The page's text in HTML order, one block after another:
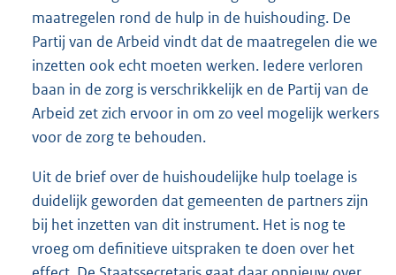
maatregelen rond de hulp in de huishouding. De
Partij van de Arbeid vindt dat de maatregelen die we
inzetten ook echt moeten werken. Iedere verloren
baan in de zorg is verschrikkelijk en de Partij van de
Arbeid zet zich ervoor in om zo veel mogelijk werkers
voor de zorg te behouden.
Uit de brief over de huishoudelijke hulp toelage is
duidelijk geworden dat gemeenten de partners zijn
bij het inzetten van dit instrument. Het is nog te
vroeg om definitieve uitspraken te doen over het